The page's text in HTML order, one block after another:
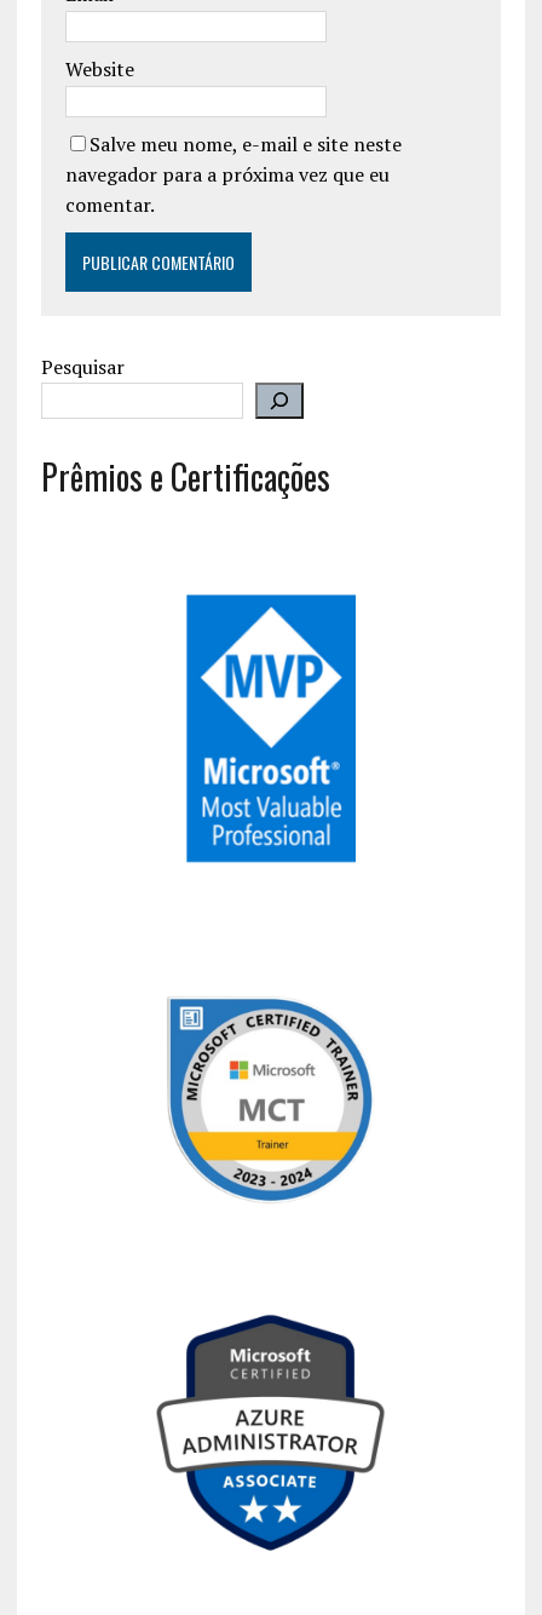
Website
Salve meu nome, e-mail e site neste
navegador para a próxima vez que eu
comentar.
Pesquisar
Prêmios e Certificações